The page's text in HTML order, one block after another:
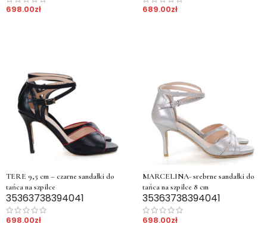
698.00zł 689.00zł
TERE 9,5 cm – czarne sandałki do
tańca na szpilce
35363738394041
698.00zł
MARCELINA- srebrne sandałki do
tańca na szpilce 8 cm
35363738394041
698.00zł